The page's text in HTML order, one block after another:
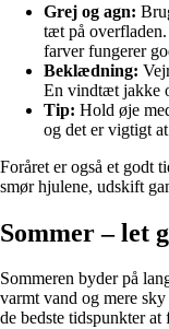
Grej og agn:
tæt på
farver fungerer
Beklædning:
En vindtæt jakke
Tip: Hold øje
og det er vigtigt
Foråret er også et godt
smør hjulene, udskift
Sommer – let
Sommeren byder på
varmt vand og mere
de bedste tidspunkter at